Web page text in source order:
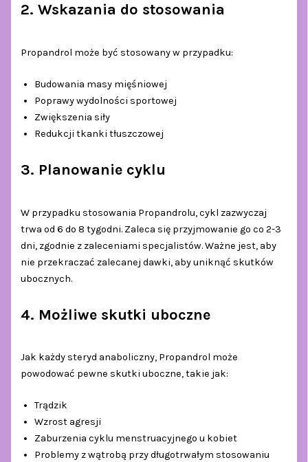
2. Wskazania do stosowania
Propandrol może być stosowany w przypadku:
Budowania masy mięśniowej
Poprawy wydolności sportowej
Zwiększenia siły
Redukcji tkanki tłuszczowej
3. Planowanie cyklu
W przypadku stosowania Propandrolu, cykl zazwyczaj
trwa od 6 do 8 tygodni. Zaleca się przyjmowanie go co 2-3
dni, zgodnie z zaleceniami specjalistów. Ważne jest, aby
nie przekraczać zalecanej dawki, aby uniknąć skutków
ubocznych.
4. Możliwe skutki uboczne
Jak każdy steryd anaboliczny, Propandrol może
powodować pewne skutki uboczne, takie jak:
Trądzik
Wzrost agresji
Zaburzenia cyklu menstruacyjnego u kobiet
Problemy z wątrobą przy długotrwałym stosowaniu